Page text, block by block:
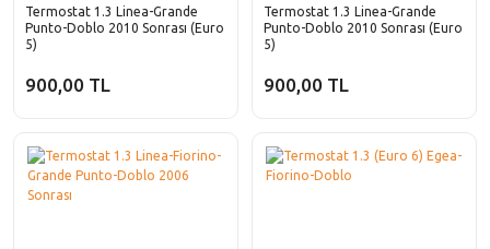
Termostat 1.3 Linea-Grande
Punto-Doblo 2010 Sonrası (Euro
5)
900,00 TL
Termostat 1.3 Linea-Grande
Punto-Doblo 2010 Sonrası (Euro
5)
900,00 TL